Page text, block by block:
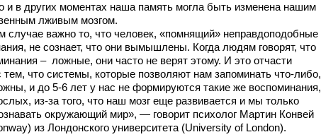
и в других моментах наша память могла быть изменена нашим
лживым мозгом.
случае важно то, что человек, «помнящий» неправдоподобные
не сознает, что они вымышлены. Когда людям говорят, что
– ложные, они часто не верят этому. И это отчасти
тем, что системы, которые позволяют нам запоминать что-либо,
и до 5-6 лет у нас не формируются такие же воспоминания,
из-за того, что наш мозг еще развивается и мы только
окружающий мир», — говорит психолог Мартин Конвей
из Лондонского университета (University of London).